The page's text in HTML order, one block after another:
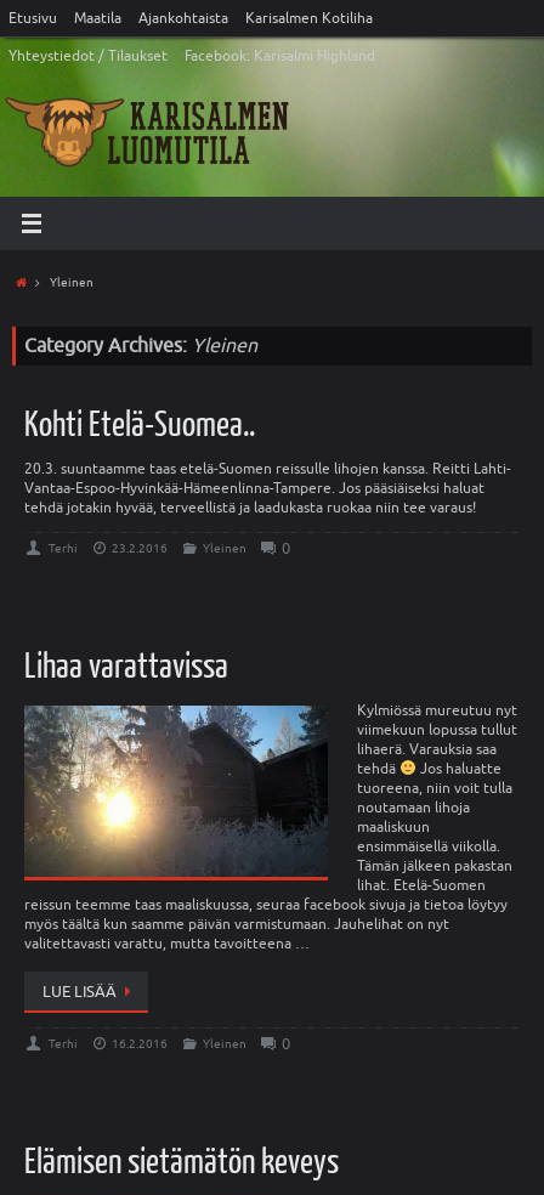
Etusivu Maatila Ajankohtaista
Karisalmen Kotiliha
Yhteystiedot / Tilaukset
Facebook: Karisalmi Highland
Yleinen
Category Archives: Yleinen
Kohti Etelä-Suomea..
20.3. suuntaamme taas etelä-Suomen reissulle lihojen kanssa. Reitti Lahti-
Vantaa-Espoo-Hyvinkää-Hämeenlinna-Tampere. Jos pääsiäiseksi haluat
tehdä jotakin hyvää, terveellistä ja laadukasta ruokaa niin tee varaus!
Terhi 23.2.2016 Yleinen 0
Lihaa varattavissa
Kylmiössä mureutuu nyt
viimekuun lopussa tullut
lihaerä. Varauksia saa
tehdä
Jos haluatte
tuoreena, niin voit tulla
noutamaan lihoja
maaliskuun
ensimmäisellä viikolla.
Tämän jälkeen pakastan
lihat. Etelä-Suomen
reissun teemme taas maaliskuussa, seuraa facebook sivuja ja tietoa löytyy
myös täältä kun saamme päivän varmistumaan. Jauhelihat on nyt
valitettavasti varattu, mutta tavoitteena …
LUE LISÄÄ
Terhi 16.2.2016 Yleinen 0
Elämisen sietämätön keveys